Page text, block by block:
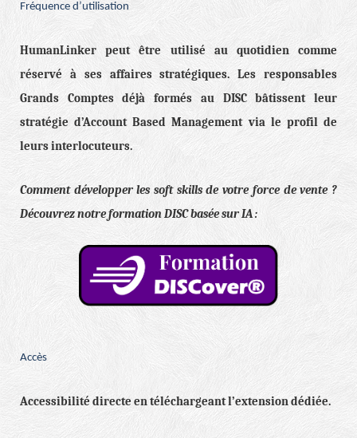
Fréquence d’utilisation
HumanLinker peut être utilisé au quotidien comme
réservé à ses affaires stratégiques. Les responsables
Grands Comptes déjà formés au DISC bâtissent leur
stratégie d’Account Based Management via le profil de
leurs interlocuteurs.
Comment développer les soft skills de votre force de vente ?
Découvrez notre formation DISC basée sur IA :
Accès
Accessibilité directe en téléchargeant l’extension dédiée.